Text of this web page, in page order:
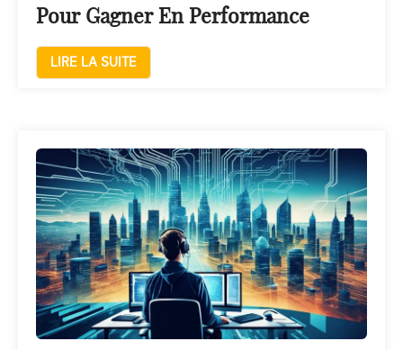
Pour Gagner En Performance
LIRE LA SUITE